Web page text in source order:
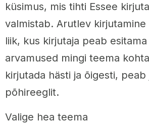
küsimus, mis tihti Essee
valmistab. Arutlev kirjutamine
liik, kus kirjutaja peab
arvamused mingi teema
kirjutada hästi ja õigesti,
põhireeglit.
Valige hea teema